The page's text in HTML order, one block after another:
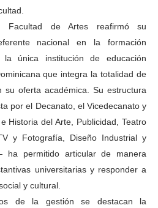
Facultad de Artes reafirmó su
nacional en la formación
la única institución de educación
que integra la totalidad de
su oferta académica. Su estructura
por el Decanato, el Vicedecanato y
Historia del Arte, Publicidad, Teatro
y Fotografía, Diseño Industrial y
ha permitido articular de manera
universitarias y responder a
y cultural.
de la gestión se destacan la